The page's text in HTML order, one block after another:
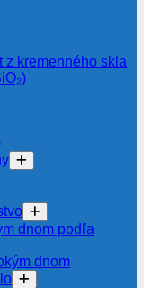
z kremenného skla
dnom podľa
dnom